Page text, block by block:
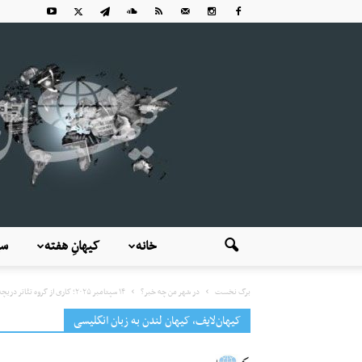
کیهانِ هفته خانه
برگ نخست در شهر من چه خبر؟ ۱۴ سپتامبر ۲۰۲۵؛ کاری از گروه تئاتر دریچه: چهار روایت از یک...
کیهان‌لایف، کیهان لندن به زبان انگلیسی